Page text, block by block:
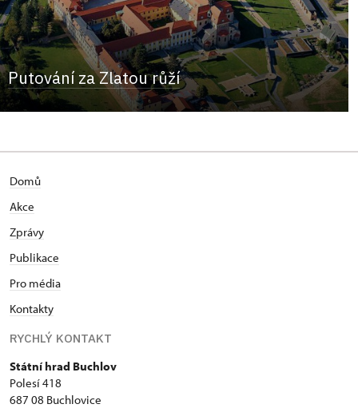
Putování za Zlatou růží
Domů
Akce
Zprávy
Publikace
Pro média
Kontakty
RYCHLÝ KONTAKT
Státní hrad Buchlov
Polesí 418
687 08 Buchlovice